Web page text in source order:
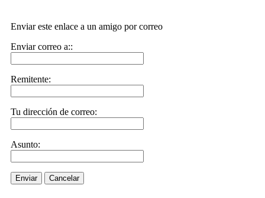
Enviar este enlace a un amigo por correo
Enviar correo a::
Remitente:
Tu dirección de correo:
Asunto:
Enviar Cancelar